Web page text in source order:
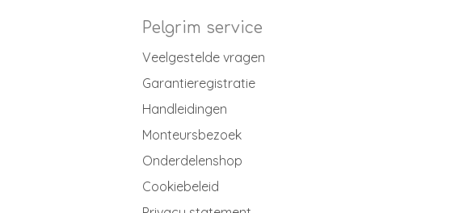
Pelgrim service
Veelgestelde vragen
Garantieregistratie
Handleidingen
Monteursbezoek
Onderdelenshop
Cookiebeleid